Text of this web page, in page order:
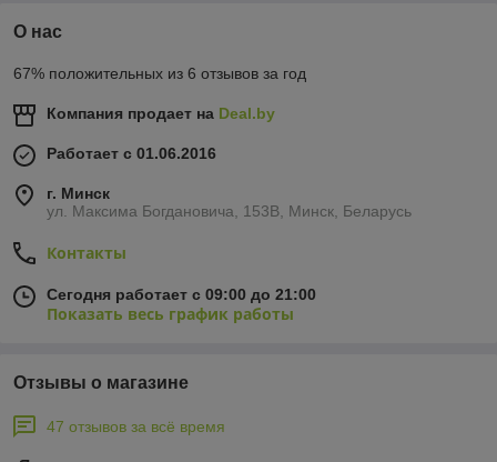
О нас
67% положительных из 6 отзывов за год
Компания продает на Deal.by
Работает с 01.06.2016
г. Минск
ул. Максима Богдановича, 153В, Минск, Беларусь
Контакты
Сегодня работает с 09:00 до 21:00
Показать весь график работы
Отзывы о магазине
47 отзывов за всё время